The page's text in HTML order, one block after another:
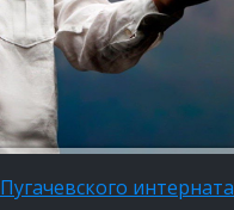
интерната